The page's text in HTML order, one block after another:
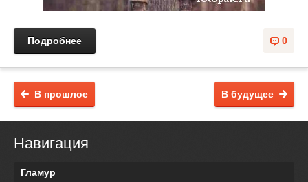
0
Подробнее
В будущее
В прошлое
Навигация
Гламур